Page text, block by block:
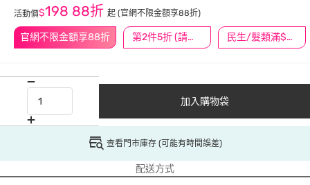
官網不限金額享88折 第2件5折 (請任選2件商品) 民生/髮類滿$388送舒潔冰巾
活動價$198 88折 起 (官網不限金額享88折)
加入購物袋
查看門市庫存 (可能有時間誤差)
配送方式